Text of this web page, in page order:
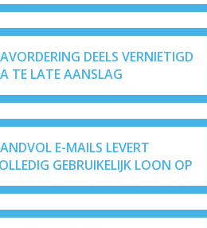
DEELS VERNIETIGD
TE LATE AANSLAG
E-MAILS LEVERT
GEBRUIKELIJK LOON OP